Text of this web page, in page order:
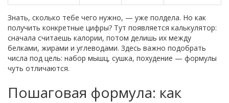
Знать, сколько тебе чего нужно, — уже полдела. Но как
получить конкретные цифры? Тут появляется калькулятор:
сначала считаешь калории, потом делишь их между
белками, жирами и углеводами. Здесь важно подобрать
числа под цель: набор мышц, сушка, похудение — формулы
чуть отличаются.
Пошаговая формула: как